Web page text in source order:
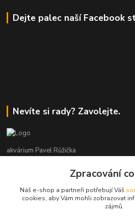
Dejte palec naší Facebook
Nevíte si rady? Zavolejte.
akvárium Pavel Růžička
+420 602 118 290
9:00 až 16:00 v pracovní dny
Zpracování
Náš e-shop a partneři potřebují Váš
cookies, aby Vám mohli zobrazovat
zájmů.